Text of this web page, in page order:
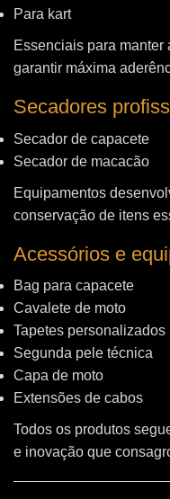
Para kart
Essenciais para
garantir máxima
Secadores
Secador de capacete
Secador de macacão
Equipamentos
conservação de itens
Acessórios e
Bag para capacete
Cavalete de moto
Tapetes personalizados
Segunda pele técnica
Capa de moto
Extensões de cabos
Todos os produtos
e inovação que